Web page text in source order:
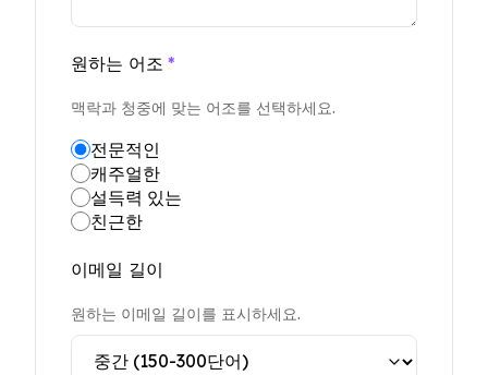
원하는 어조 *
맥락과 청중에 맞는 어조를 선택하세요.
전문적인
캐주얼한
설득력 있는
친근한
이메일 길이
원하는 이메일 길이를 표시하세요.